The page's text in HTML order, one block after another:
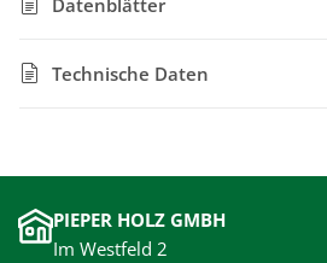
Technische Daten
PIEPER HOLZ GMBH
Im Westfeld 2